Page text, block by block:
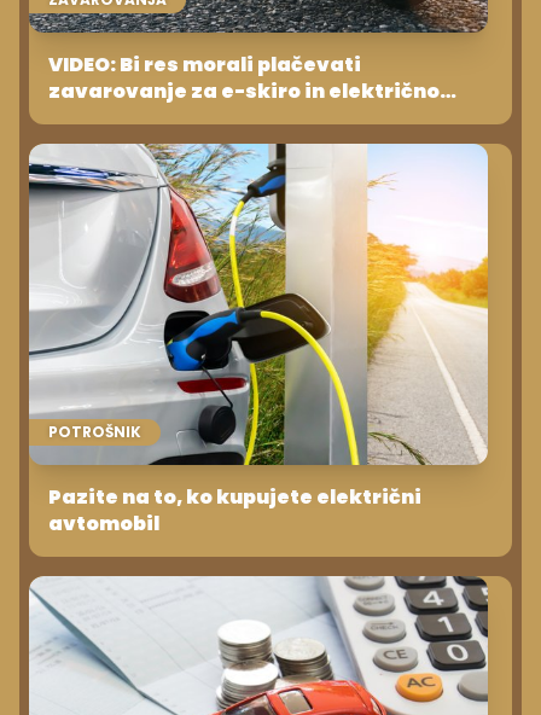
VIDEO: Bi res morali plačevati
zavarovanje za e-skiro in električno
kolo?
POTROŠNIK
Pazite na to, ko kupujete električni
avtomobil